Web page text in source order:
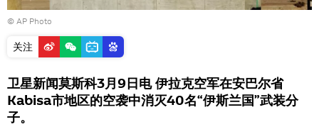
© AP Photo
关注
卫星新闻莫斯科3月9日电 伊拉克空军在安巴尔省
Kabisa市地区的空袭中消灭40名“伊斯兰国”武装分
子。